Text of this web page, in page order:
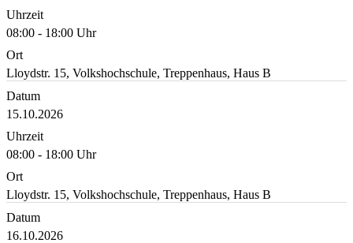
Uhrzeit
08:00 - 18:00 Uhr
Ort
Lloydstr. 15, Volkshochschule, Treppenhaus, Haus B
Datum
15.10.2026
Uhrzeit
08:00 - 18:00 Uhr
Ort
Lloydstr. 15, Volkshochschule, Treppenhaus, Haus B
Datum
16.10.2026